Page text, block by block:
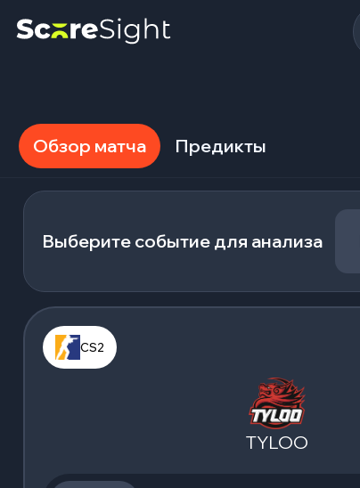
Обзор матча Предикты
Выберите событие для анализа
CS2
TYLOO